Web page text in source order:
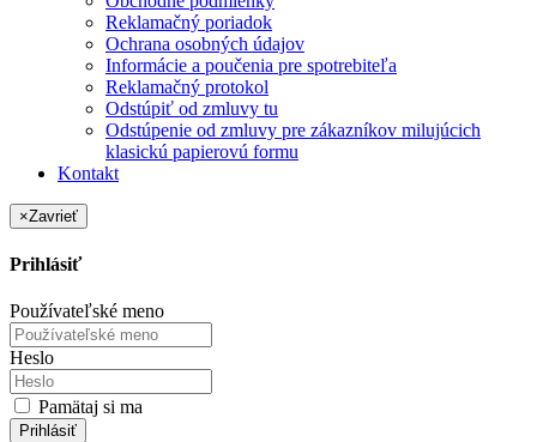
Reklamačný poriadok
Ochrana osobných údajov
Informácie a poučenia pre spotrebiteľa
Reklamačný protokol
Odstúpiť od zmluvy tu
Odstúpenie od zmluvy pre zákazníkov milujúcich
klasickú papierovú formu
Kontakt
×Zavrieť
Prihlásiť
Používateľské meno
Heslo
Pamätaj si ma
Prihlásiť